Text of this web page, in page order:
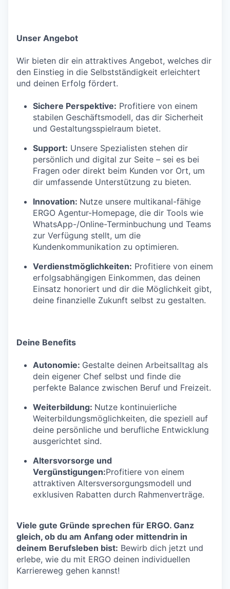
Unser Angebot
Wir bieten dir ein attraktives Angebot, welches dir
den Einstieg in die Selbstständigkeit erleichtert
und deinen Erfolg fördert.
Sichere Perspektive: Profitiere von einem
stabilen Geschäftsmodell, das dir Sicherheit
und Gestaltungsspielraum bietet.
Support: Unsere Spezialisten stehen dir
persönlich und digital zur Seite – sei es bei
Fragen oder direkt beim Kunden vor Ort, um
dir umfassende Unterstützung zu bieten.
Innovation: Nutze unsere multikanal-fähige
ERGO Agentur-Homepage, die dir Tools wie
WhatsApp-/Online-Terminbuchung und Teams
zur Verfügung stellt, um die
Kundenkommunikation zu optimieren.
Verdienstmöglichkeiten: Profitiere von einem
erfolgsabhängigen Einkommen, das deinen
Einsatz honoriert und dir die Möglichkeit gibt,
deine finanzielle Zukunft selbst zu gestalten.
Deine Benefits
Autonomie: Gestalte deinen Arbeitsalltag als
dein eigener Chef selbst und finde die
perfekte Balance zwischen Beruf und Freizeit.
Weiterbildung: Nutze kontinuierliche
Weiterbildungsmöglichkeiten, die speziell auf
deine persönliche und berufliche Entwicklung
ausgerichtet sind.
Altersvorsorge und
Vergünstigungen:Profitiere von einem
attraktiven Altersversorgungsmodell und
exklusiven Rabatten durch Rahmenverträge.
Viele gute Gründe sprechen für ERGO. Ganz
gleich, ob du am Anfang oder mittendrin in
deinem Berufsleben bist: Bewirb dich jetzt und
erlebe, wie du mit ERGO deinen individuellen
Karriereweg gehen kannst!